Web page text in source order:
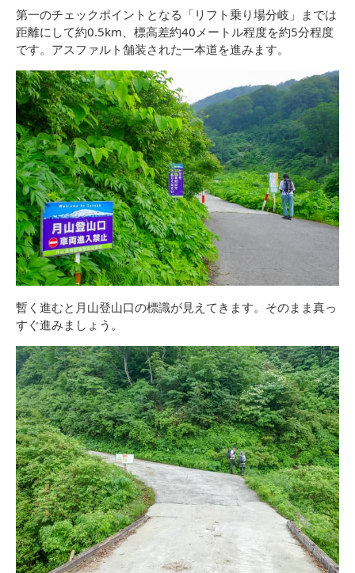
第一のチェックポイントとなる「リフト乗り場分岐」までは
距離にして約0.5km、標高差約40メートル程度を約5分程度
です。アスファルト舗装された一本道を進みます。
暫く進むと月山登山口の標識が見えてきます。そのまま真っ
すぐ進みましょう。